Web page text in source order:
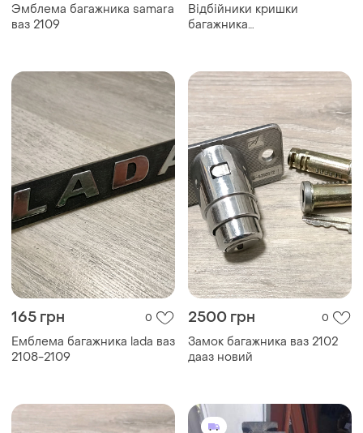
Эмблема багажника samara
ваз 2109
Відбійники кришки
багажника
165 грн 0
Емблема багажника lada ваз
2108-2109
2500 грн 0
Замок багажника ваз 2102
дааз новий